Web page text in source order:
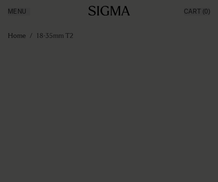
Producten
Inspiratie
MENU CART (0)
Home / 18-35mm T2